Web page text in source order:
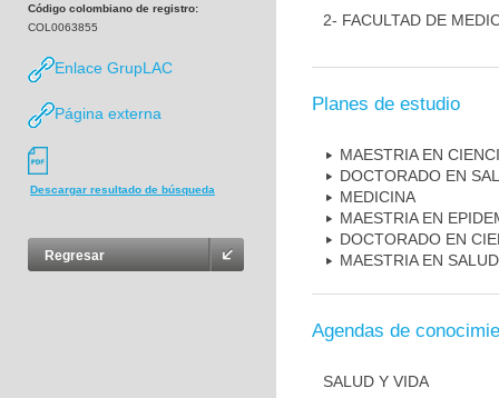
Código colombiano de registro:
COL0063855
Enlace GrupLAC
Página externa
Descargar resultado de búsqueda
Regresar
2- FACULTAD DE
Planes de estudio
MAESTRIA EN
DOCTORADO EN
MEDICINA
MAESTRIA EN
DOCTORADO EN
MAESTRIA EN
Agendas de
SALUD Y VIDA